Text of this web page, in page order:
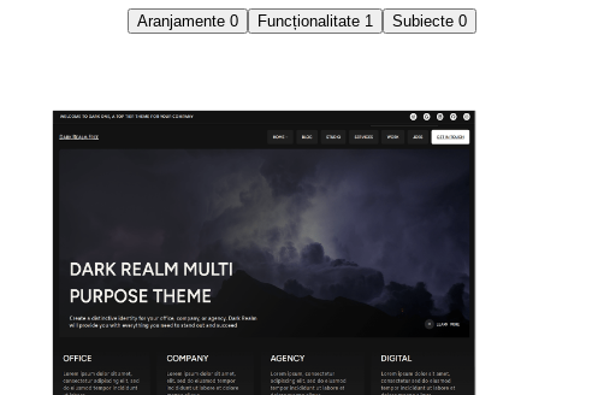
Aranjamente 0 Funcționalitate 1 Subiecte 0